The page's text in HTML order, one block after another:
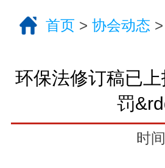
首页 > 协会动态 >
环保法修订稿已
罚
时
服务分类